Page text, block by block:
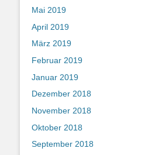
Mai 2019
April 2019
März 2019
Februar 2019
Januar 2019
Dezember 2018
November 2018
Oktober 2018
September 2018